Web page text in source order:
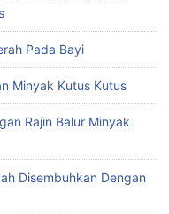
Pada Bayi
Minyak Kutus Kutus
Rajin Balur Minyak
Disembuhkan Dengan